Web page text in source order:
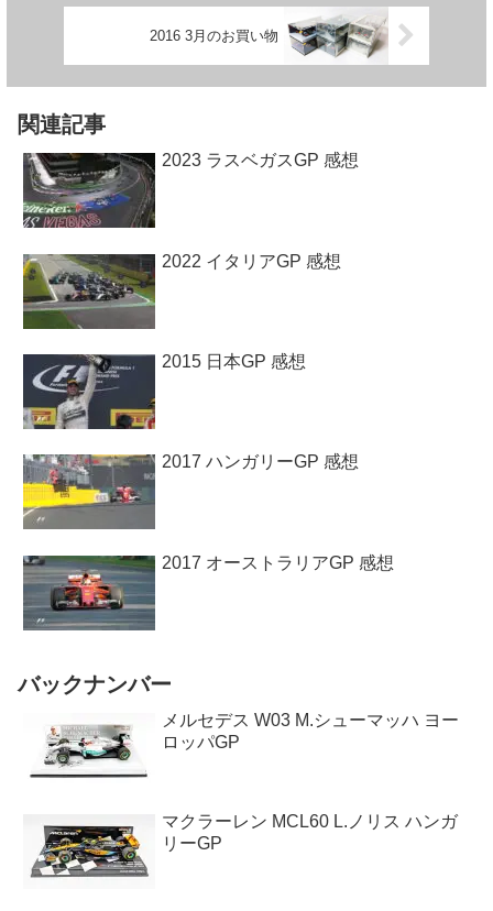
2016 3月のお買い物
関連記事
2023 ラスベガスGP 感想
2022 イタリアGP 感想
2015 日本GP 感想
2017 ハンガリーGP 感想
2017 オーストラリアGP 感想
バックナンバー
メルセデス W03 M.シューマッハ ヨー
ロッパGP
マクラーレン MCL60 L.ノリス ハンガ
リーGP